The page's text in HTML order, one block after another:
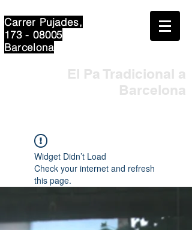
Carrer Pujades,
173 - 08005
Barcelona
El Pa Tradicional a
Barcelona
Widget Didn’t Load
Check your internet and refresh
this page.